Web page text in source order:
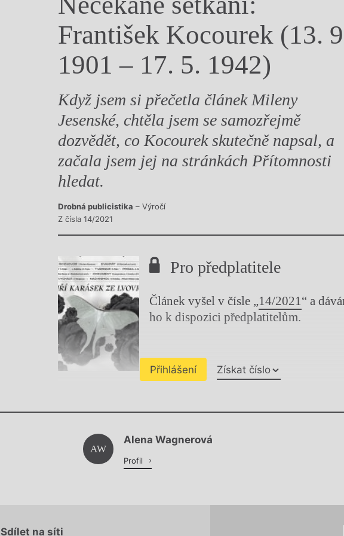
Výroční ceny
František Kocourek (13.
1901 – 17. 5. 1942)
Když jsem si přečetla článek Mileny
Jesenské, chtěla jsem se samozřejmě
dozvědět, co Kocourek skutečně napsal, a
začala jsem jej na stránkách Přítomnosti
hledat.
Drobná publicistika – Výročí
Z čísla 14/2021
Pro předplatitele
Článek vyšel v čísle „14/2021 “ a
ho k dispozici předplatitelům.
Přihlášení Získat číslo
Chviličku.
AW
Alena Wagnerová
Profil
Sdílet na síti